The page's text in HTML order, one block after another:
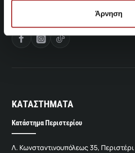
Άρνηση
ΚΑΤΑΣΤΗΜΑΤΑ
Κατάστημα Περιστερίου
Λ. Κωνσταντινουπόλεως 35, Περιστέρι